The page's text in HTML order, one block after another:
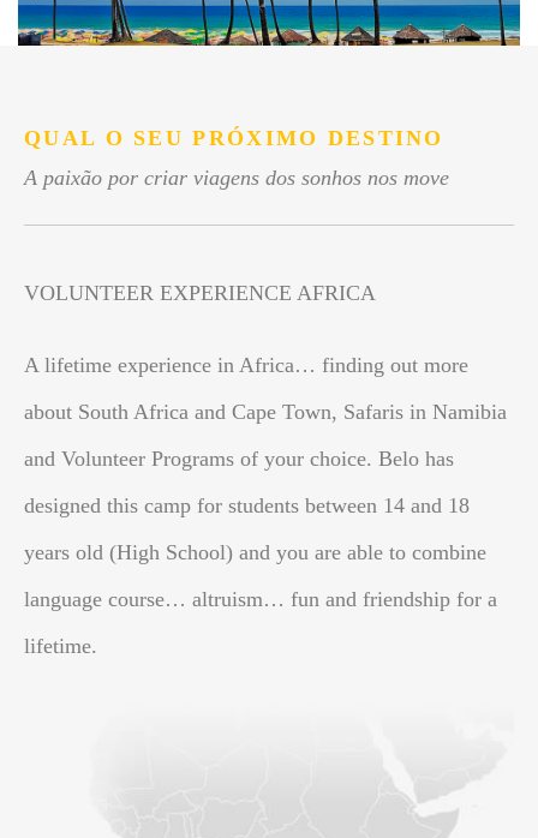
QUAL O SEU PRÓXIMO DESTINO
A paixão por criar viagens dos sonhos nos move
VOLUNTEER EXPERIENCE AFRICA
A lifetime experience in Africa… finding out more
about South Africa and Cape Town, Safaris in Namibia
and Volunteer Programs of your choice. Belo has
designed this camp for students between 14 and 18
years old (High School) and you are able to combine
language course… altruism… fun and friendship for a
lifetime.